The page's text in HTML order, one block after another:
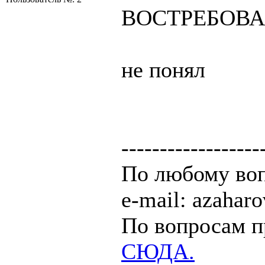
не понял
По любому
e-mail:
По вопросам
СЮДА.